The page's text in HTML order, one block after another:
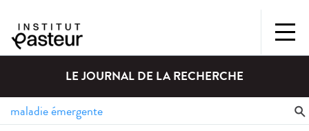
LE JOURNAL DE LA RECHERCHE